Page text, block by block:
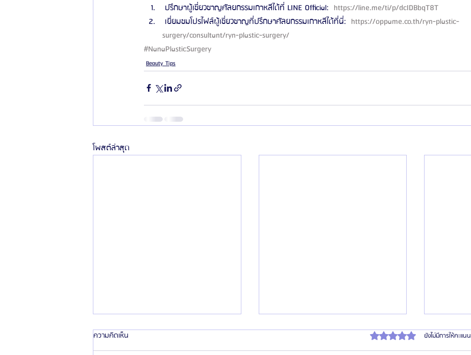
ปรึกษาผู้เชี่ยวชาญศัลยกรรมเกาหลีได้ที่ LINE Official: https://line.me/ti/p/dcIDBbqT8T
เยี่ยมชมโปรไฟล์ผู้เชี่ยวชาญที่ปรึกษาศัลยกรรมเกาหลีได้ที่นี่: https://oppame.co.th/ryn-plastic-
surgery/consultant/ryn-plastic-surgery/
#NanaPlasticSurgery
Beauty Tips
โพสต์ล่าสุด
ความคิดเห็น ได้รับ 0 เต็ม 5 ดาวยังไม่มีการให้คะแนน